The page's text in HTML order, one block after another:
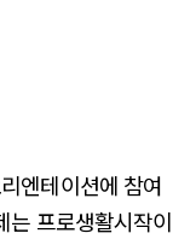
엔테이션에 참여
는 프로생활시작이